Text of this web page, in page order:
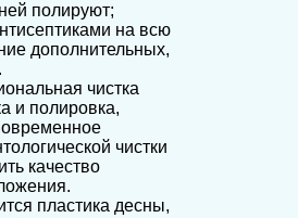
полируют;
на всю
дополнительных,
чистка
и полировка,
чистки
качество
пластика десны,